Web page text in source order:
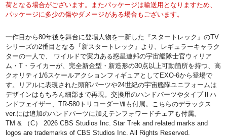
荷となる場合がございます。またパッケージは輸送用となりますため、
パッケージに多少の傷やダメージがある場合もございます。
一作目から80年後を舞台に登場人物を一新した『スタートレック』のTV
シリーズの2番目となる『新スタートレック』より、レギュラーキャラク
ターの一人で、 ワイルドで実力ある惑星連邦の宇宙艦隊士官ウィリア
ム・T・ライカーが、完全新金型・新造形の30点以上可動箇所を持つ、高
クオリティ1/6スケールアクションフィギュアとしてEXO-6から登場で
す。リアルに表現された頭部パーツや24世紀の宇宙艦隊ユニフォームは
デザインはもちろん細部まで再現。交換用のハンドパーツやタイプⅡハ
ンドフェイザー、TR-580トリコーダーⅦも付属。こちらのデラックス
ver.には追加のハンドパーツに加えテンフォワードチェアも付属。
TM & （C） 2026 CBS Studios Inc. Star Trek and related marks and
logos are trademarks of CBS Studios Inc. All Rights Reserved.